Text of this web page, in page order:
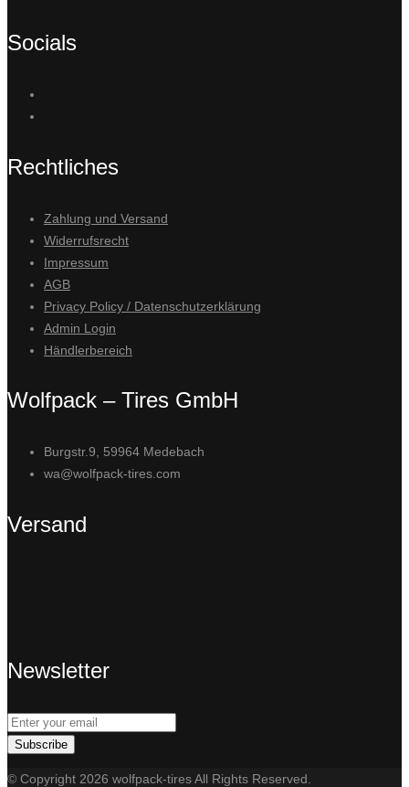
Socials
Rechtliches
Zahlung und Versand
Widerrufsrecht
Impressum
AGB
Privacy Policy / Datenschutzerklärung
Admin Login
Händlerbereich
Wolfpack – Tires GmbH
Burgstr.9, 59964 Medebach
wa@wolfpack-tires.com
Versand
Newsletter
Subscribe
© Copyright 2026 wolfpack-tires All Rights Reserved.